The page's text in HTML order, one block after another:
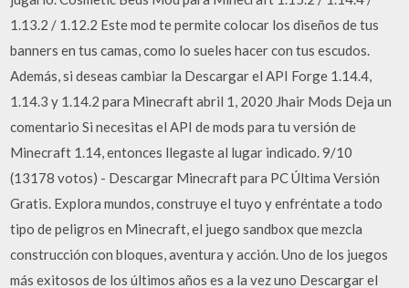
1.13.2 / 1.12.2 Este mod te permite colocar los diseños de tus
banners en tus camas, como lo sueles hacer con tus escudos.
Además, si deseas cambiar la Descargar el API Forge 1.14.4,
1.14.3 y 1.14.2 para Minecraft abril 1, 2020 Jhair Mods Deja un
comentario Si necesitas el API de mods para tu versión de
Minecraft 1.14, entonces llegaste al lugar indicado. 9/10
(13178 votos) - Descargar Minecraft para PC Última Versión
Gratis. Explora mundos, construye el tuyo y enfréntate a todo
tipo de peligros en Minecraft, el juego sandbox que mezcla
construcción con bloques, aventura y acción. Uno de los juegos
más exitosos de los últimos años es a la vez uno Descargar el